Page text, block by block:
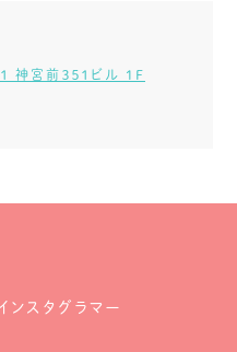
神宮前３５１ビル 1F
ンスタグラマー